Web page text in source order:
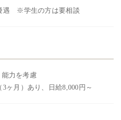
遇 ※学生の方は要相談
力を考慮
ヶ月）あり、日給8,000円～